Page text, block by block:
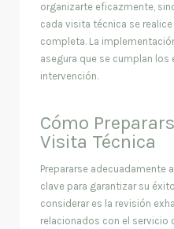
organizarte eficazmente,
cada visita técnica se
completa. La
asegura que se cumplan
intervención.
Cómo
Visita Técnica
Prepararse adecuadamente
clave para garantizar su
considerar es la revisión
relacionados con el servicio